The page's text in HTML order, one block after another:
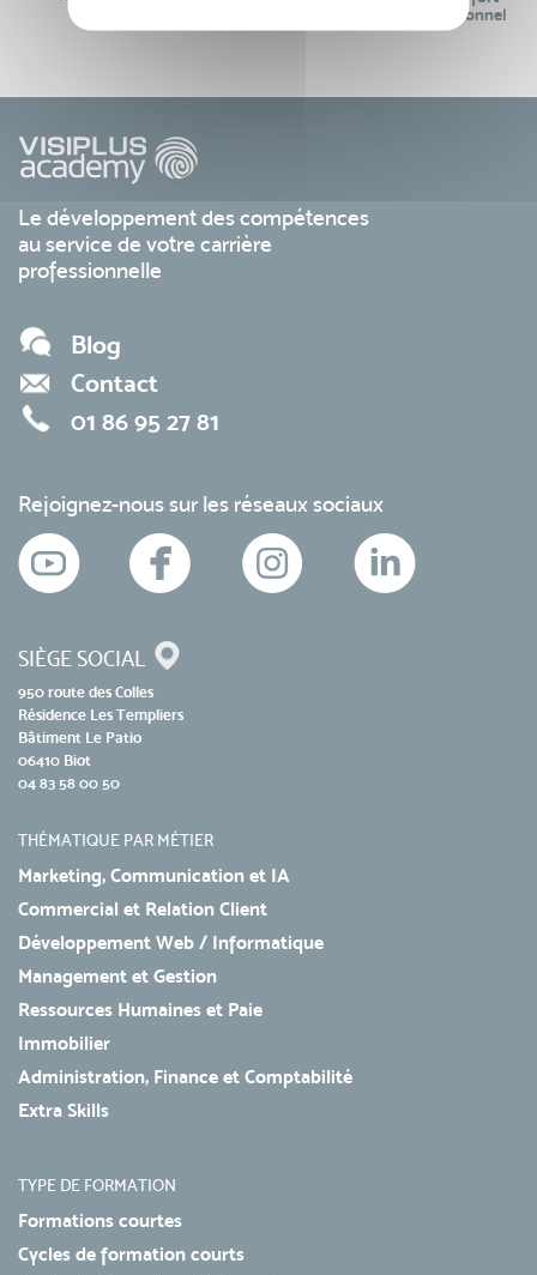
avec le monde professionnel
Le développement des compétences
au service de votre carrière
professionnelle
Blog
Contact
01 86 95 27 81
Rejoignez-nous sur les réseaux sociaux
SIÈGE SOCIAL
950 route des Colles
Résidence Les Templiers
Bâtiment Le Patio
06410 Biot
04 83 58 00 50
THÉMATIQUE PAR MÉTIER
Marketing, Communication et IA
Commercial et Relation Client
Développement Web / Informatique
Management et Gestion
Ressources Humaines et Paie
Immobilier
Administration, Finance et Comptabilité
Extra Skills
TYPE DE FORMATION
Formations courtes
Cycles de formation courts